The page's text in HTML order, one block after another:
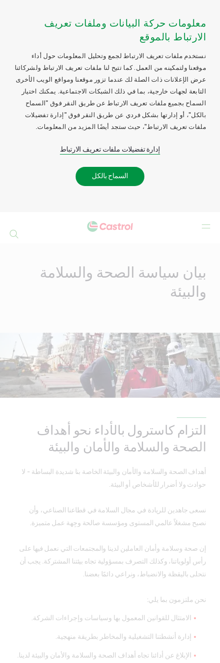
معلومات حركة البيانات وملفات تعريف
الارتباط بالموقع
نستخدم ملفات تعريف الارتباط لجمع وتحليل المعلومات حول أداء
موقعنا ولتمكينه من العمل. كما تتيح لنا ملفات تعريف الارتباط ولشركائنا
عرض الإعلانات ذات الصلة لك عندما تزور موقعنا ومواقع الويب الأخرى
التابعة لجهات خارجية، بما في ذلك الشبكات الاجتماعية. يمكنك اختيار
السماح بجميع ملفات تعريف الارتباط عن طريق النقر فوق "السماح
بالكل"، أو إدارتها بشكل فردي عن طريق النقر فوق "إدارة تفضيلات
ملفات تعريف الارتباط"، حيث ستجد أيضًا المزيد من المعلومات.
إدارة تفضيلات ملفات تعريف الارتباط
السماح بالكل
بيان سياسة الصحة والسلامة
والبيئة
التزام كاسترول بالأداء نحو أهداف
الصحة والسلامة والأمان والبيئة
أهداف الصحة والسلامة والأمان والبيئة الخاصة بنا شديدة البساطة - لا
حوادث ولا أضرار للأشخاص أو البيئة.
نسعى جاهدين للريادة في مجال السلامة في قطاعنا الصناعي، وأن
نصبح مشغلاً عالمي المستوى ومؤسسة صالحة وجِهة عمل متميزة.
إن صحة وسلامة وأمان العاملين لدينا والمجتمعات التي نعمل فيها على
رأس أولوياتنا، وكذلك التصرف بمسؤولية تجاه بيئتنا المشتركة. يجب أن
نتحلى باليقظة والانضباط، ونراعي دائمًا بعضنا.
نحن ملتزمون بما يلي:
الامتثال للقوانين المعمول بها وسياسات وإجراءات الشركة.
إدارة أنشطتنا التشغيلية والمخاطر بطريقة منهجية.
الإبلاغ عن أدائنا تجاه أهداف الصحة والسلامة والأمان والبيئة لدينا.